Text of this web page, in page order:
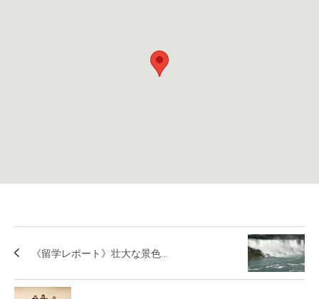
《留学レポート》壮大な景色...